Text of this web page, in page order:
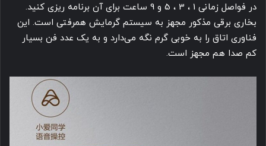
در فواصل زمانی 1 ، 3 ، 5 و 9 ساعت برای آن برنامه ریزی کنید.
بخاری برقی مذکور مجهز به سیستم گرمایش همرفتی است. این
فناوری اتاق را به خوبی گرم نگه می‌دارد و به یک عدد فن بسیار
کم صدا هم مجهز است.